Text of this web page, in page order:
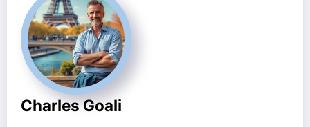
Charles Goali